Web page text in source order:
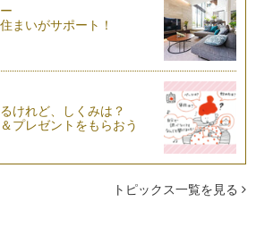
まいがサポート！
けれど、しくみは？
プレゼントをもらおう
トピックス一覧を見る